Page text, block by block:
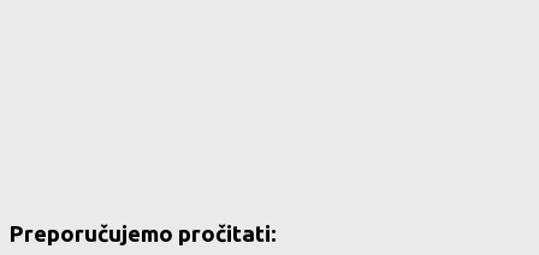
Preporučujemo pročitati: